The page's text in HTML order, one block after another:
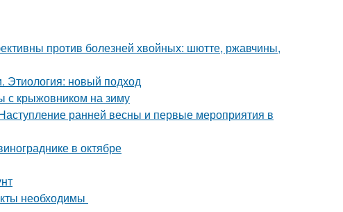
против болезней хвойных: шютте, ржавчины,
Этиология: новый подход
с крыжовником на зиму
ранней весны и первые мероприятия в
в октябре
необходимы